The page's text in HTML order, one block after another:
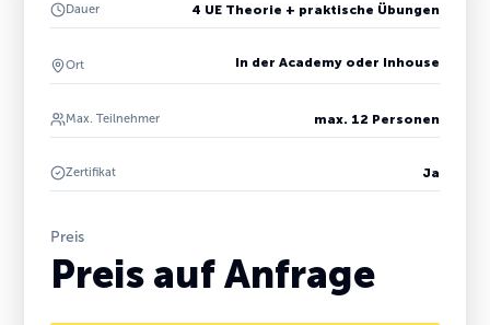
Dauer 4 UE Theorie + praktische Übungen
Ort In der Academy oder Inhouse
Max. Teilnehmer max. 12 Personen
Zertifikat Ja
Preis
Preis auf Anfrage